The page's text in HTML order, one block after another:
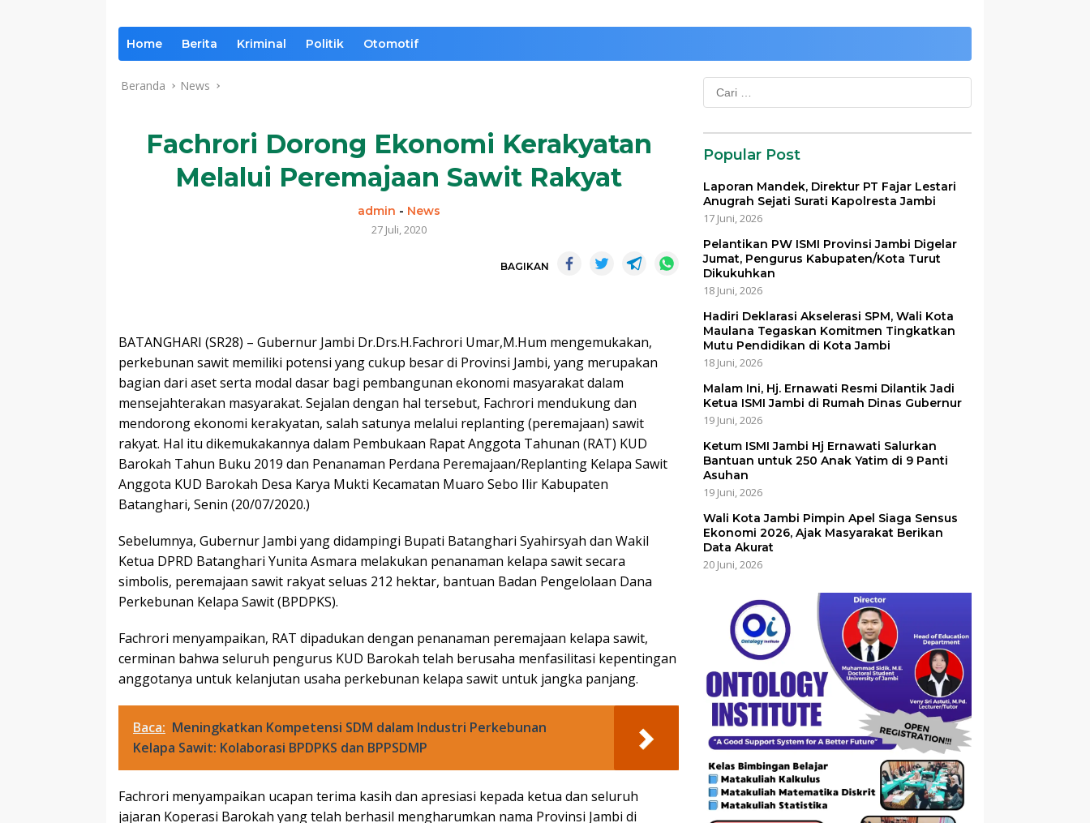
Home Berita Kriminal Politik Otomotif
Beranda News
Fachrori Dorong Ekonomi Kerakyatan
Melalui Peremajaan Sawit Rakyat
admin - News
27 Juli, 2020
BAGIKAN
BATANGHARI (SR28) – Gubernur Jambi Dr.Drs.H.Fachrori Umar,M.Hum mengemukakan,
perkebunan sawit memiliki potensi yang cukup besar di Provinsi Jambi, yang merupakan
bagian dari aset serta modal dasar bagi pembangunan ekonomi masyarakat dalam
mensejahterakan masyarakat. Sejalan dengan hal tersebut, Fachrori mendukung dan
mendorong ekonomi kerakyatan, salah satunya melalui replanting (peremajaan) sawit
rakyat. Hal itu dikemukakannya dalam Pembukaan Rapat Anggota Tahunan (RAT) KUD
Barokah Tahun Buku 2019 dan Penanaman Perdana Peremajaan/Replanting Kelapa Sawit
Anggota KUD Barokah Desa Karya Mukti Kecamatan Muaro Sebo Ilir Kabupaten
Batanghari, Senin (20/07/2020.)
Sebelumnya, Gubernur Jambi yang didampingi Bupati Batanghari Syahirsyah dan Wakil
Ketua DPRD Batanghari Yunita Asmara melakukan penanaman kelapa sawit secara
simbolis, peremajaan sawit rakyat seluas 212 hektar, bantuan Badan Pengelolaan Dana
Perkebunan Kelapa Sawit (BPDPKS).
Fachrori menyampaikan, RAT dipadukan dengan penanaman peremajaan kelapa sawit,
cerminan bahwa seluruh pengurus KUD Barokah telah berusaha menfasilitasi kepentingan
anggotanya untuk kelanjutan usaha perkebunan kelapa sawit untuk jangka panjang.
Baca: Meningkatkan Kompetensi SDM dalam Industri Perkebunan
Kelapa Sawit: Kolaborasi BPDPKS dan BPPSDMP
Fachrori menyampaikan ucapan terima kasih dan apresiasi kepada ketua dan seluruh
jajaran Koperasi Barokah yang telah berhasil mengharumkan nama Provinsi Jambi di
Cari
untuk:
Popular Post
Laporan Mandek, Direktur PT Fajar Lestari
Anugrah Sejati Surati Kapolresta Jambi
17 Juni, 2026
Pelantikan PW ISMI Provinsi Jambi Digelar
Jumat, Pengurus Kabupaten/Kota Turut
Dikukuhkan
18 Juni, 2026
Hadiri Deklarasi Akselerasi SPM, Wali Kota
Maulana Tegaskan Komitmen Tingkatkan
Mutu Pendidikan di Kota Jambi
18 Juni, 2026
Malam Ini, Hj. Ernawati Resmi Dilantik Jadi
Ketua ISMI Jambi di Rumah Dinas Gubernur
19 Juni, 2026
Ketum ISMI Jambi Hj Ernawati Salurkan
Bantuan untuk 250 Anak Yatim di 9 Panti
Asuhan
19 Juni, 2026
Wali Kota Jambi Pimpin Apel Siaga Sensus
Ekonomi 2026, Ajak Masyarakat Berikan
Data Akurat
20 Juni, 2026